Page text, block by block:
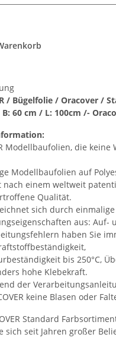
/ Bügelfolie / Oracover /
60 cm / L: 100cm /-
Modellbaufolien, die keine
Modellbaufolien auf
nach einem weltweit
Qualität.
sich durch einmalige
aus: Auf-
haben Sie
bis 250°C,
hohe Klebekraft.
der
keine Blasen oder
Standard
sich seit Jahren großer